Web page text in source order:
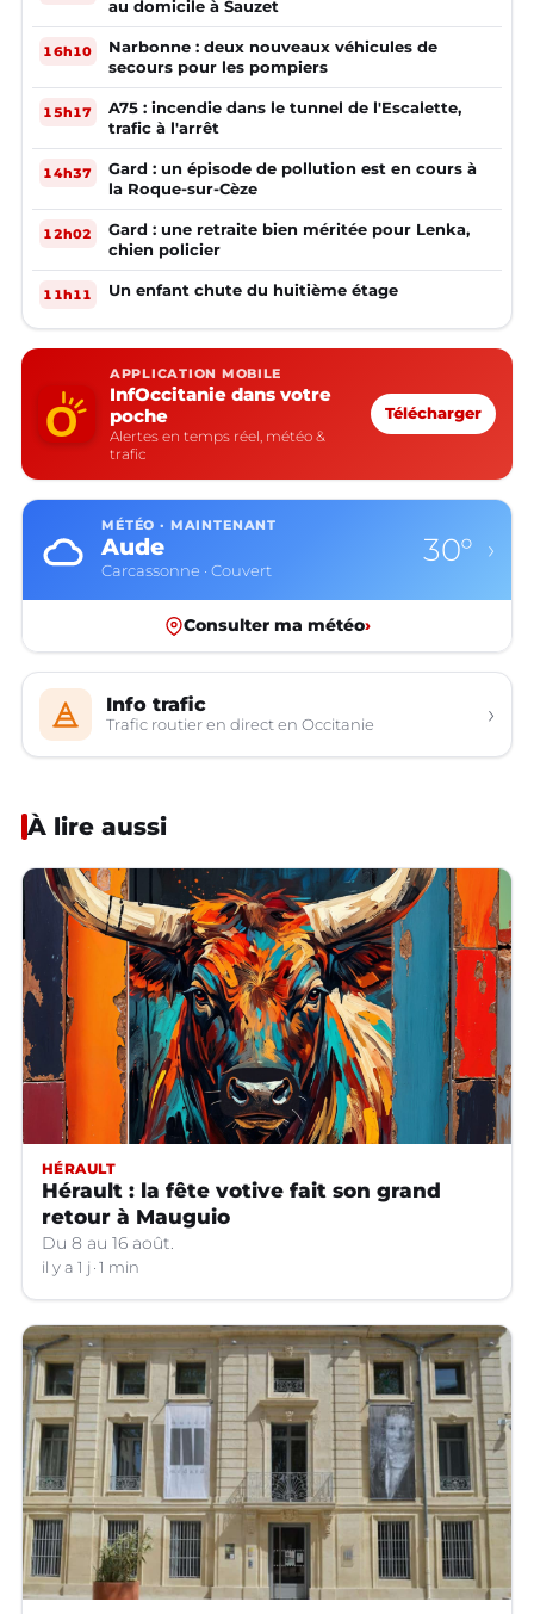
au domicile à Sauzet
16h10
Narbonne : deux nouveaux véhicules de
secours pour les pompiers
15h17
A75 : incendie dans le tunnel de l'Escalette,
trafic à l'arrêt
14h37
Gard : un épisode de pollution est en cours à
la Roque-sur-Cèze
12h02
Gard : une retraite bien méritée pour Lenka,
chien policier
11h11 Un enfant chute du huitième étage
APPLICATION MOBILE
InfOccitanie dans votre
poche
Alertes en temps réel, météo &
trafic
Télécharger
MÉTÉO · MAINTENANT
Aude
Carcassonne · Couvert
30° ›
Consulter ma météo›
Info trafic
Trafic routier en direct en Occitanie ›
À lire aussi
HÉRAULT
Hérault : la fête votive fait son grand
retour à Mauguio
Du 8 au 16 août.
il y a 1 j 1 min